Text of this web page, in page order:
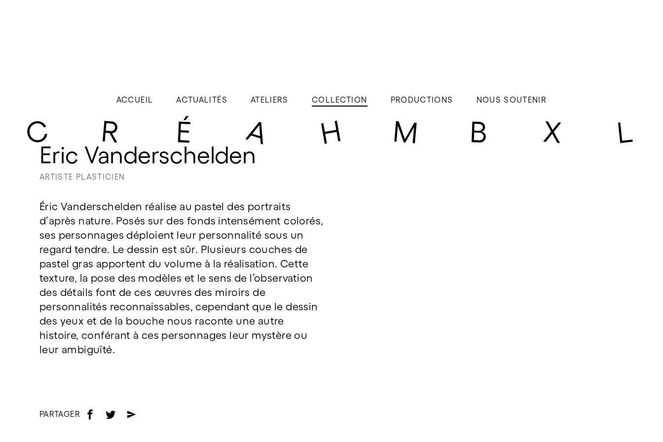
ACCUEIL ACTUALITÉS ATELIERS COLLECTION PRODUCTIONS NOUS SOUTENIR
Eric Vanderschelden
ARTISTE PLASTICIEN
Éric Vanderschelden réalise au pastel des portraits
d’après nature. Posés sur des fonds intensément colorés,
ses personnages déploient leur personnalité sous un
regard tendre. Le dessin est sûr. Plusieurs couches de
pastel gras apportent du volume à la réalisation. Cette
texture, la pose des modèles et le sens de l’observation
des détails font de ces œuvres des miroirs de
personnalités reconnaissables, cependant que le dessin
des yeux et de la bouche nous raconte une autre
histoire, conférant à ces personnages leur mystère ou
leur ambiguïté.
PARTAGER f t e